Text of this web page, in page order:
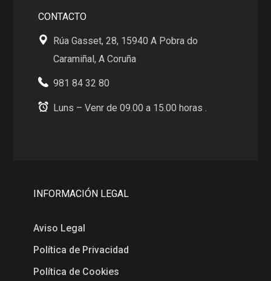
CONTACTO
Rúa Gasset, 28, 15940 A Pobra do
Caramiñal, A Coruña
981 84 32 80
Luns – Venr de 09.00 a 15.00 horas .
INFORMACIÓN LEGAL
Aviso Legal
Política de Privacidad
Política de Cookies